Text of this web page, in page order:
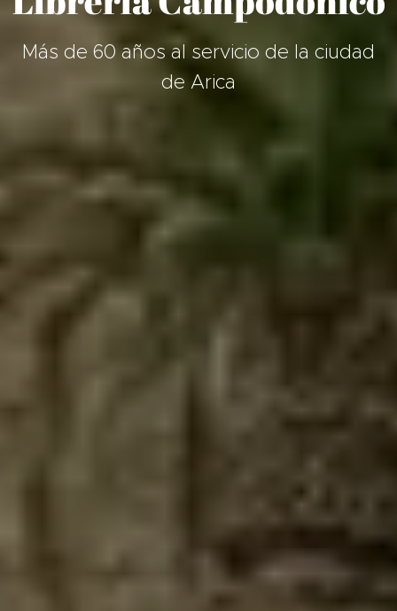
Más de 60 años al servicio de la ciudad
de Arica